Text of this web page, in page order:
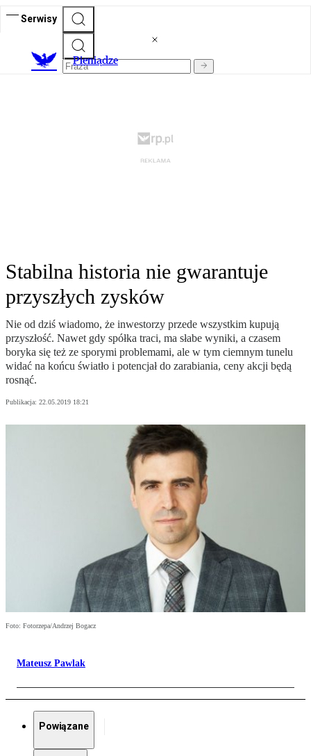
Serwisy
Pieniądze
Stabilna historia nie gwarantuje
przyszłych zysków
Nie od dziś wiadomo, że inwestorzy przede wszystkim kupują
przyszłość. Nawet gdy spółka traci, ma słabe wyniki, a czasem
boryka się też ze sporymi problemami, ale w tym ciemnym tunelu
widać na końcu światło i potencjał do zarabiania, ceny akcji będą
rosnąć.
Publikacja: 22.05.2019 18:21
Foto: Fotorzepa/Andrzej Bogacz
Mateusz Pawlak
Powiązane